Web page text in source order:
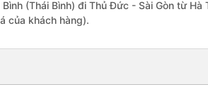
(Thái Bình) đi Thủ Đức - Sài Gòn từ
của khách hàng).